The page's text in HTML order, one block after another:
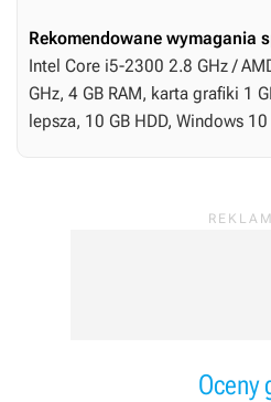
Rekomendowane wymagania
Intel Core i5-2300 2.8 GHz /
GHz, 4 GB RAM, karta grafiki 1
lepsza, 10 GB HDD, Windows
Oceny